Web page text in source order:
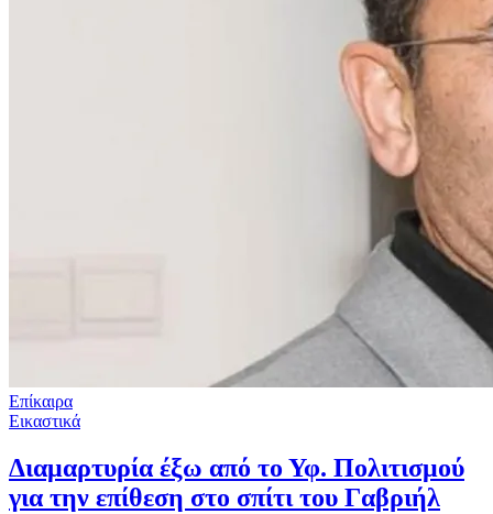
Επίκαιρα
Εικαστικά
Διαμαρτυρία έξω από το Υφ. Πολιτισμού
για την επίθεση στο σπίτι του Γαβριήλ